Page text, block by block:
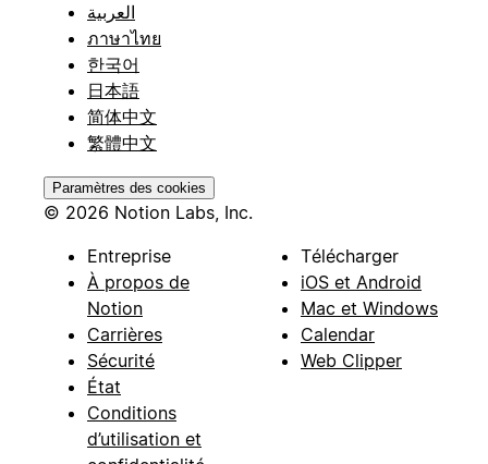
العربية
ภาษาไทย
한국어
日本語
简体中文
繁體中文
Paramètres des cookies
© 2026 Notion Labs, Inc.
Entreprise
À propos de
Notion
Carrières
Sécurité
État
Conditions
d’utilisation et
Télécharger
iOS et Android
Mac et Windows
Calendar
Web Clipper